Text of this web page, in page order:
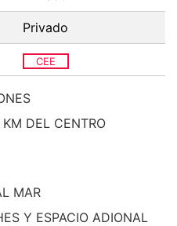
Privado
CEE
DEL CENTRO
MAR
Y ESPACIO ADIONAL